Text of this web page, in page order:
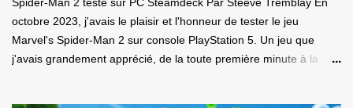
octobre 2023, j'avais le plaisir et l'honneur de tester le jeu
Marvel's Spider-Man 2 sur console PlayStation 5. Un jeu que
j'avais grandement apprécié, de la toute première minute à la